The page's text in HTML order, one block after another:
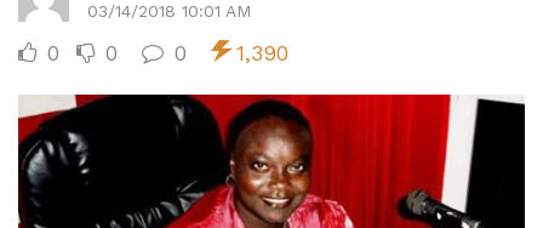
03/14/2018 10:01 AM
0 0 0 1,390